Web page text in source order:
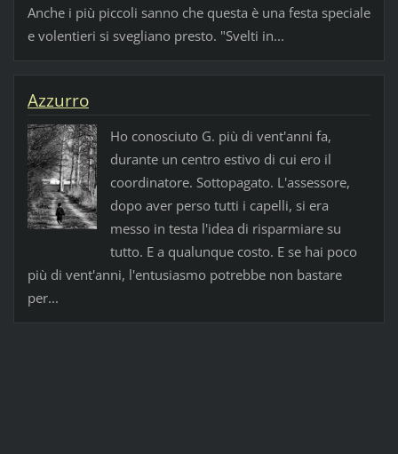
Anche i più piccoli sanno che questa è una festa speciale
e volentieri si svegliano presto. "Svelti in...
Azzurro
Ho conosciuto G. più di vent'anni fa,
durante un centro estivo di cui ero il
coordinatore. Sottopagato. L'assessore,
dopo aver perso tutti i capelli, si era
messo in testa l'idea di risparmiare su
tutto. E a qualunque costo. E se hai poco
più di vent'anni, l'entusiasmo potrebbe non bastare
per...